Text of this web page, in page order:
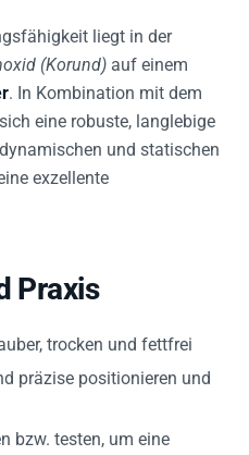
liegt in der
(Korund) auf einem
. In Kombination mit dem
eine robuste, langlebige
und statischen
exzellente
Praxis
trocken und fettfrei
präzise positionieren und
bzw. testen, um eine